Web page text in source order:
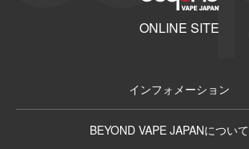
ONLINE SITE
インフォメーション
BEYOND VAPE JAPANについて